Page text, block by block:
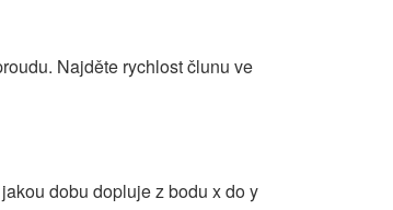
Najděte rychlost člunu ve
dobu dopluje z bodu x do y